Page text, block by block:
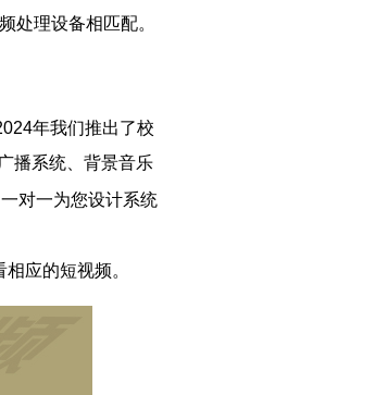
处理设备相匹配。
年我们推出了校
播系统、背景音乐
对一为您设计系统
相应的短视频。